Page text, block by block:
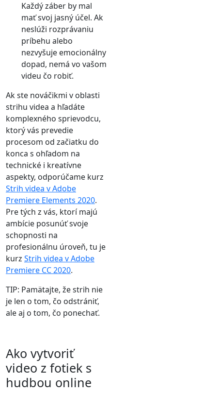
Každý záber by mal
mať svoj jasný účel. Ak
neslúži rozprávaniu
príbehu alebo
nezvyšuje emocionálny
dopad, nemá vo vašom
videu čo robiť.
Ak ste nováčikmi v oblasti
strihu videa a hľadáte
komplexného sprievodcu,
ktorý vás prevedie
procesom od začiatku do
konca s ohľadom na
technické i kreatívne
aspekty, odporúčame kurz
Strih videa v Adobe
Premiere Elements 2020.
Pre tých z vás, ktorí majú
ambície posunúť svoje
schopnosti na
profesionálnu úroveň, tu je
kurz Strih videa v Adobe
Premiere CC 2020.
TIP: Pamätajte, že strih nie
je len o tom, čo odstrániť,
ale aj o tom, čo ponechať.
Ako vytvoriť
video z fotiek s
hudbou online